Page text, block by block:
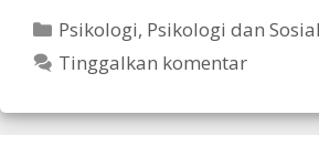
Kategori
Psikologi, Psikologi dan Sosial
Tinggalkan komentar